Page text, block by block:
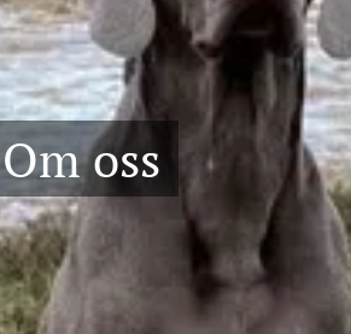
Om oss